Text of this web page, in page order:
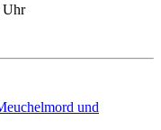
Uhr
und